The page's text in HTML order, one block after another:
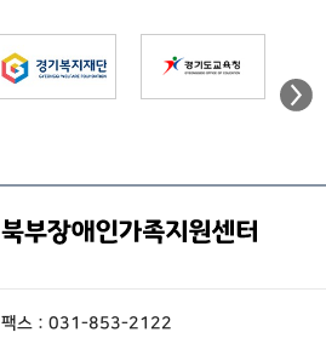
팩스 : 031-853-2122